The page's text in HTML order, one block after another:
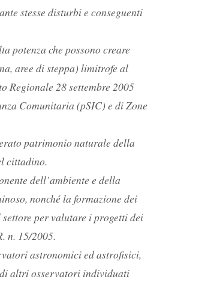
stesse disturbi e conseguenti
che possono creare
aree di steppa) limitrofe al
Regionale 28 settembre 2005
Comunitaria (pSIC) e di Zone
patrimonio naturale della
cittadino.
dell’ambiente e della
nonché la formazione dei
per valutare i progetti dei
n. 15/2005.
astronomici ed astrofisici,
altri osservatori individuati